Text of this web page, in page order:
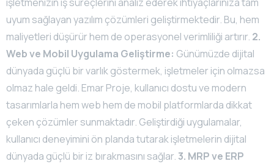
uyum sağlayan yazılım çözümleri geliştirmektedir. Bu, hem
maliyetleri düşürür hem de operasyonel verimliliği artırır. 2.
Web ve Mobil Uygulama Geliştirme: Günümüzde dijital
dünyada güçlü bir varlık göstermek, işletmeler için olmazsa
olmaz hale geldi. Emar Proje, kullanıcı dostu ve modern
tasarımlarla hem web hem de mobil platformlarda dikkat
çeken çözümler sunmaktadır. Geliştirdiği uygulamalar,
kullanıcı deneyimini ön planda tutarak işletmelerin dijital
dünyada güçlü bir iz bırakmasını sağlar. 3. MRP ve ERP